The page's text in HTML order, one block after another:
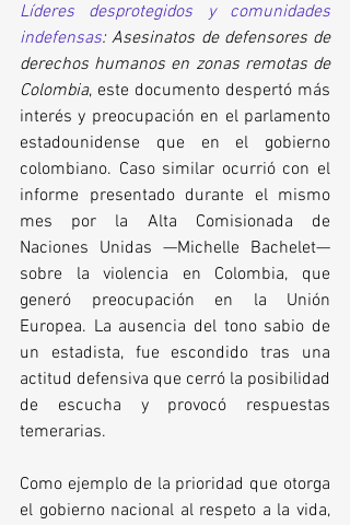
Líderes desprotegidos y comunidades
indefensas: Asesinatos de defensores de
derechos humanos en zonas remotas de
Colombia, este documento despertó más
interés y preocupación en el parlamento
estadounidense que en el gobierno
colombiano. Caso similar ocurrió con el
informe presentado durante el mismo
mes por la Alta Comisionada de
Naciones Unidas —Michelle Bachelet—
sobre la violencia en Colombia, que
generó preocupación en la Unión
Europea. La ausencia del tono sabio de
un estadista, fue escondido tras una
actitud defensiva que cerró la posibilidad
de escucha y provocó respuestas
temerarias.
Como ejemplo de la prioridad que otorga
el gobierno nacional al respeto a la vida,